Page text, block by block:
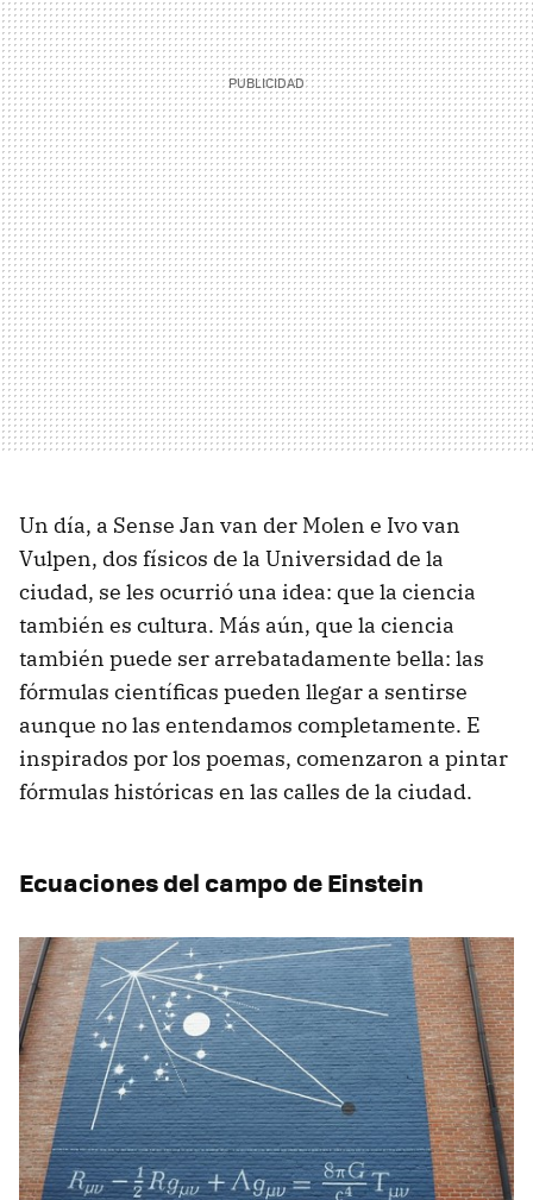
Un día, a Sense Jan van der Molen e Ivo van
Vulpen, dos físicos de la Universidad de la
ciudad, se les ocurrió una idea: que la ciencia
también es cultura. Más aún, que la ciencia
también puede ser arrebatadamente bella: las
fórmulas científicas pueden llegar a sentirse
aunque no las entendamos completamente. E
inspirados por los poemas, comenzaron a pintar
fórmulas históricas en las calles de la ciudad.
Ecuaciones del campo de Einstein